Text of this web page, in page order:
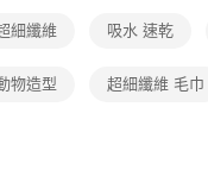
細纖維 吸水 速乾
物造型 超細纖維 毛巾